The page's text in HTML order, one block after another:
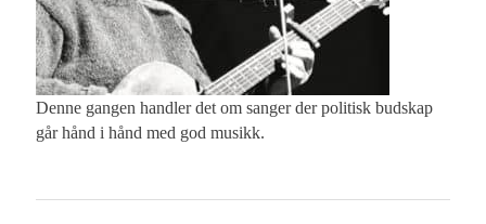
Denne gangen handler det om sanger der politisk budskap
går hånd i hånd med god musikk.